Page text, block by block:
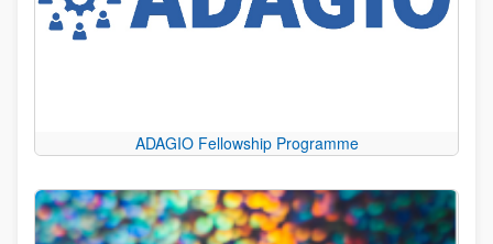
ADAGIO Fellowship Programme